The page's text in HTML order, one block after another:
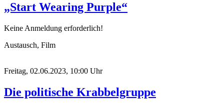
„Start Wearing Purple“
Keine Anmeldung erforderlich!
Austausch, Film
Freitag, 02.06.2023, 10:00 Uhr
Die politische Krabbelgruppe